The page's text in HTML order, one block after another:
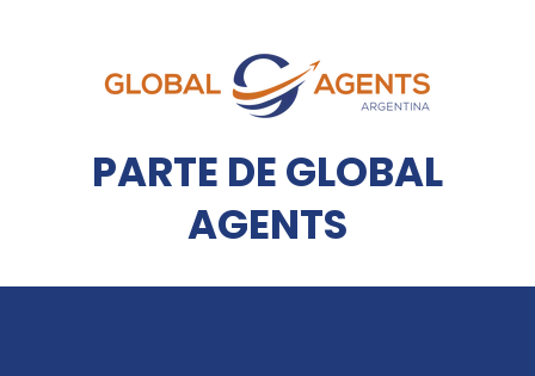
PARTE DE GLOBAL
AGENTS